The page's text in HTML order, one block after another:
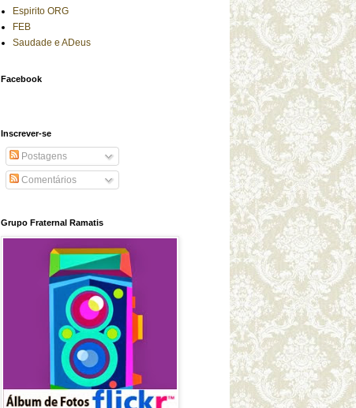
Espirito ORG
FEB
Saudade e ADeus
Facebook
Inscrever-se
Postagens
Comentários
Grupo Fraternal Ramatis